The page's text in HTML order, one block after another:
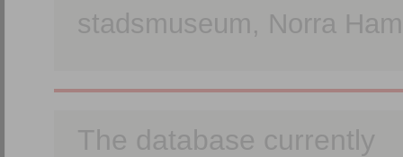
stadsmuseum, Norra
The database currently